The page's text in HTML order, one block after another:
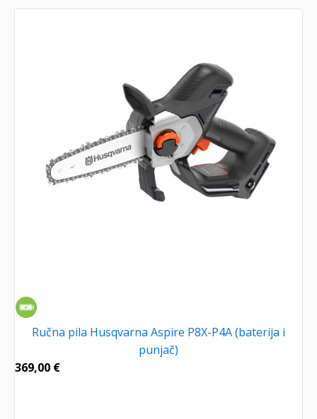
Ručna pila Husqvarna Aspire P8X-P4A (baterija i
punjač)
369,00 €